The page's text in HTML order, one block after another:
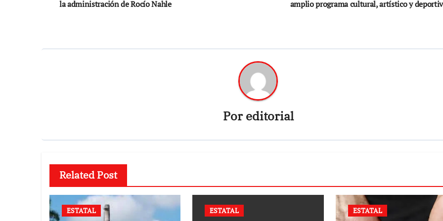
la administración de Rocío Nahle amplio programa cultural, artístico y
Poreditorial
Related Post
ESTATAL ESTATAL ESTATAL